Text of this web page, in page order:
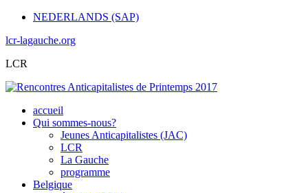
NEDERLANDS (SAP)
lcr-lagauche.org
LCR
accueil
Qui sommes-nous?
Jeunes Anticapitalistes (JAC)
LCR
La Gauche
programme
Belgique